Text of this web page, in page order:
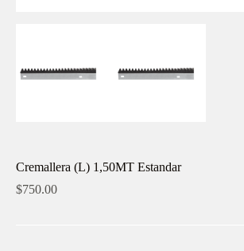
Cremallera (L) 1,50MT Estandar
$750.00